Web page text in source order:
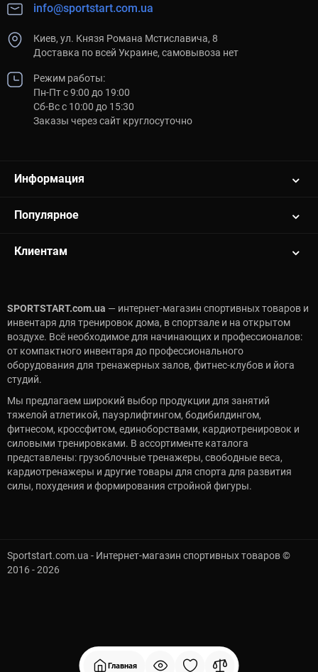
Главная
info@sportstart.com.ua
Киев, ул. Князя Романа Мстиславича, 8
Доставка по всей Украине, самовывоза нет
Режим работы:
Пн-Пт с 9:00 до 19:00
Сб-Вс с 10:00 до 15:30
Заказы через сайт круглосуточно
Информация
Популярное
Клиентам
SPORTSTART.com.ua — интернет-магазин спортивных товаров и
инвентаря для тренировок дома, в спортзале и на открытом
воздухе. Всё необходимое для начинающих и профессионалов:
от компактного инвентаря до профессионального
оборудования для тренажерных залов, фитнес-клубов и йога
студий.
Мы предлагаем широкий выбор продукции для занятий
тяжелой атлетикой, пауэрлифтингом, бодибилдингом,
фитнесом, кроссфитом, единоборствами, кардиотренировок и
силовыми тренировками. В ассортименте каталога
представлены: грузоблочные тренажеры, свободные веса,
кардиотренажеры и другие товары для спорта для развития
силы, похудения и формирования стройной фигуры.
Sportstart.com.ua - Интернет-магазин спортивных товаров ©
2016 - 2026